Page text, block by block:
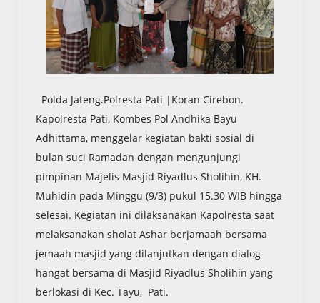
Polda Jateng.Polresta Pati |Koran Cirebon.
Kapolresta Pati, Kombes Pol Andhika Bayu
Adhittama, menggelar kegiatan bakti sosial di
bulan suci Ramadan dengan mengunjungi
pimpinan Majelis Masjid Riyadlus Sholihin, KH.
Muhidin pada Minggu (9/3) pukul 15.30 WIB hingga
selesai. Kegiatan ini dilaksanakan Kapolresta saat
melaksanakan sholat Ashar berjamaah bersama
jemaah masjid yang dilanjutkan dengan dialog
hangat bersama di Masjid Riyadlus Sholihin yang
berlokasi di Kec. Tayu, Pati.